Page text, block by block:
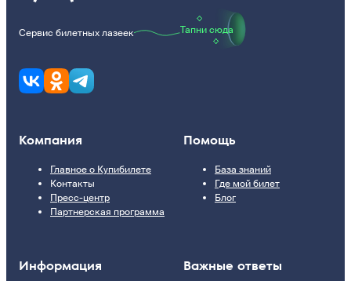
Сервис билетных лазеек Тапни сюда
Компания
Главное о Купибилете
Контакты
Пресс-центр
Партнерская программа
Помощь
База знаний
Где мой билет
Блог
Информация Важные ответы